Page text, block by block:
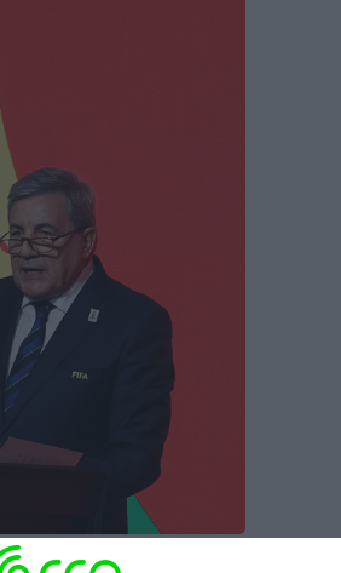
o evento promovido pela FPF